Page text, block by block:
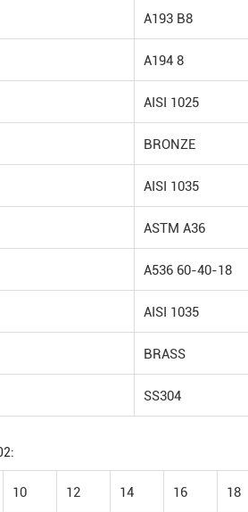
A193 B8
A194 8
AISI 1025
BRONZE
AISI 1035
ASTM A36
A536 60-40-18
AISI 1035
BRASS
SS304
10 12 14 16 18